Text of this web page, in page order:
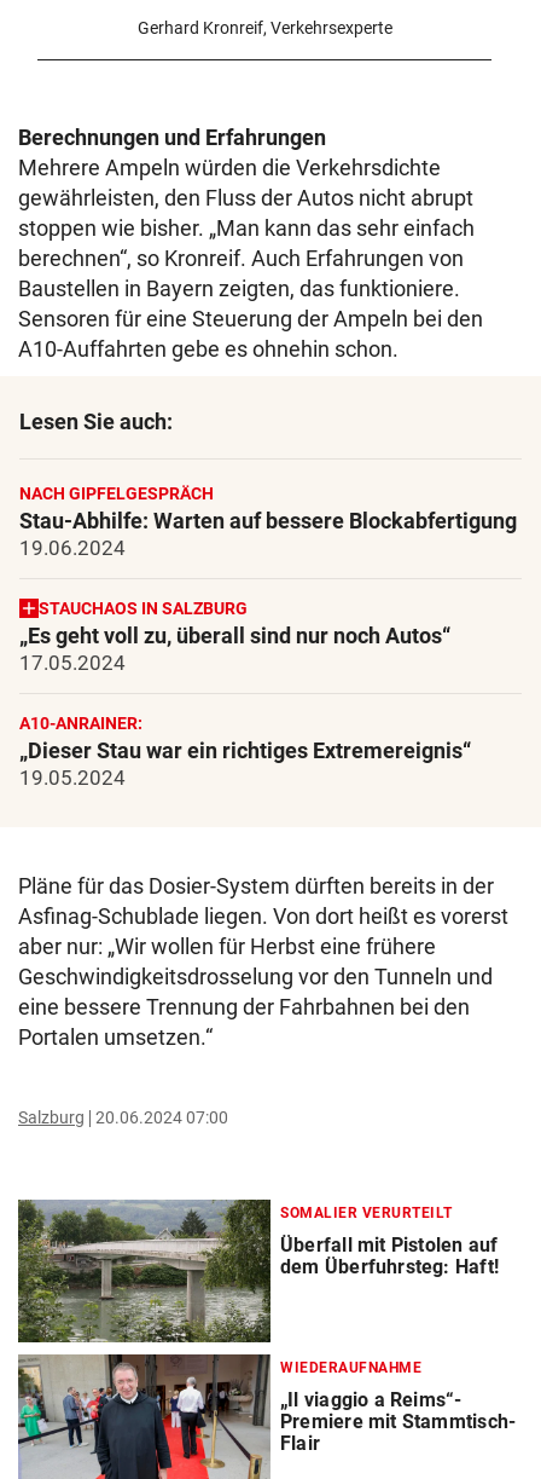
Gerhard Kronreif, Verkehrsexperte
Berechnungen und Erfahrungen
Mehrere Ampeln würden die Verkehrsdichte
gewährleisten, den Fluss der Autos nicht abrupt
stoppen wie bisher. „Man kann das sehr einfach
berechnen“, so Kronreif. Auch Erfahrungen von
Baustellen in Bayern zeigten, das funktioniere.
Sensoren für eine Steuerung der Ampeln bei den
A10-Auffahrten gebe es ohnehin schon.
Lesen Sie auch:
NACH GIPFELGESPRÄCH
Stau-Abhilfe: Warten auf bessere Blockabfertigung
19.06.2024
STAUCHAOS IN SALZBURG
„Es geht voll zu, überall sind nur noch Autos“
17.05.2024
A10-ANRAINER:
„Dieser Stau war ein richtiges Extremereignis“
19.05.2024
Pläne für das Dosier-System dürften bereits in der
Asfinag-Schublade liegen. Von dort heißt es vorerst
aber nur: „Wir wollen für Herbst eine frühere
Geschwindigkeitsdrosselung vor den Tunneln und
eine bessere Trennung der Fahrbahnen bei den
Portalen umsetzen.“
Salzburg 20.06.2024 07:00
SOMALIER VERURTEILT
Überfall mit Pistolen auf
dem Überfuhrsteg: Haft!
WIEDERAUFNAHME
„Il viaggio a Reims“-
Premiere mit Stammtisch-
Flair